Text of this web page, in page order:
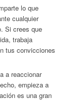
lo que
cualquier
Si crees que
trabaja
tus convicciones
a reaccionar
empieza a
es una gran